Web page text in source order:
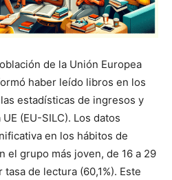
de la Unión Europea
haber leído libros en los
estadísticas de ingresos y
(EU-SILC). Los datos
en los hábitos de
el grupo más joven, de 16 a 29
de lectura (60,1%). Este